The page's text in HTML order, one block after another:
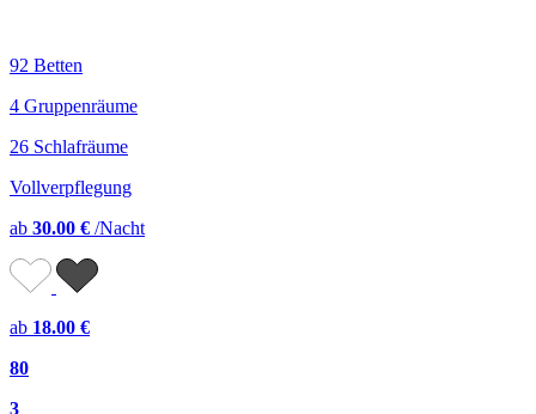
92 Betten
4 Gruppenräume
26 Schlafräume
Vollverpflegung
ab 30.00 € /Nacht
ab 18.00 €
80
3